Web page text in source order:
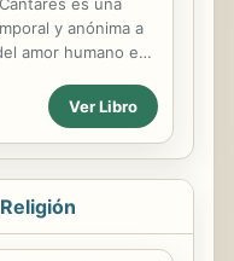
es una
y anónima a
amor humano en
de relieve, desde
decididamente
de las
ello, lleva a cabo
de
muy
Ver Libro